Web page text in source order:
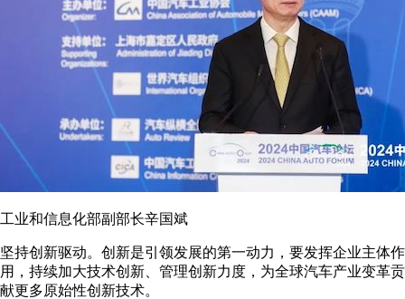
工业和信息化部副部长辛国斌
坚持创新驱动。创新是引领发展的第一动力，要发挥企业主体作
用，持续加大技术创新、管理创新力度，为全球汽车产业变革贡
献更多原始性创新技术。